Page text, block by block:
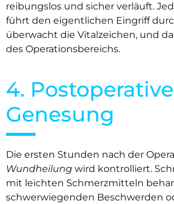
reibungslos und sicher verläuft.
führt den eigentlichen Eingriff
überwacht die Vitalzeichen, und
des Operationsbereichs.
4.
Genesung
Die ersten Stunden nach der
Wundheilung wird kontrolliert.
mit leichten Schmerzmitteln
schwerwiegenden Beschwerden